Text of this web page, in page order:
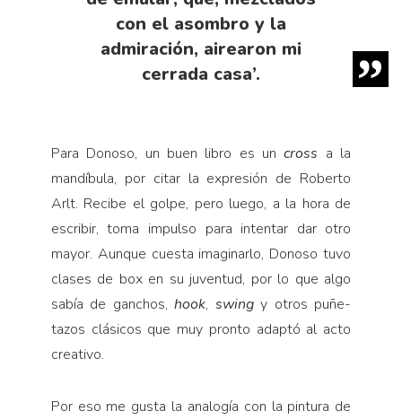
con el asombro y la
admiración, airearon mi
cerrada casa’.
Para Donoso, un buen libro es uncross a la
mandí­bula, por citar la expresión de Roberto
Arlt. Recibe el golpe, pero luego, a la hora de
escribir, toma impulso para intentar dar otro
mayor. Aunque cuesta imagi­narlo, Donoso tuvo
clases de box en su juventud, por lo que algo
sabía de ganchos,hook, swingy otros puñe­
tazos clásicos que muy pronto adaptó al acto
creativo.
Por eso me gusta la analogía con la pintura de